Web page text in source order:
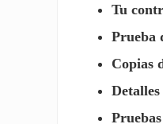
Tu
Prueba
Copias